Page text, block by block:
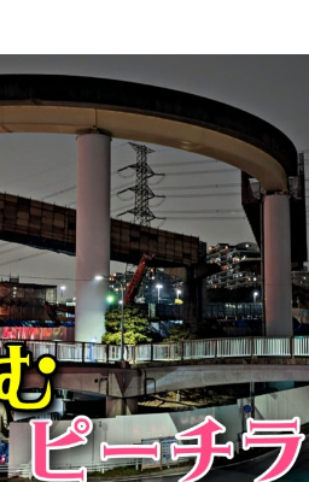
【2026年新駅】手柄山平和公園駅を見
ってみた！姫路モノレールの終着駅